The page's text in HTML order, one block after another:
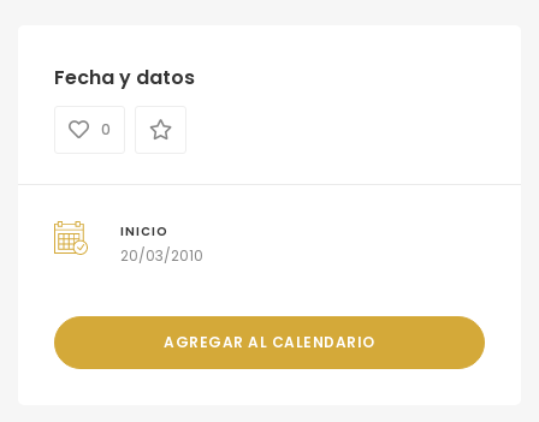
Fecha y datos
0
INICIO
20/03/2010
AGREGAR AL CALENDARIO